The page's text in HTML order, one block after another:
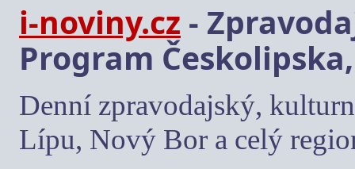
i-noviny.cz -
Program
Denní zpravodajský,
Lípu, Nový Bor a celý